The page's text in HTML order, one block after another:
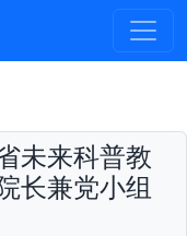
未来科普教
长兼党小组